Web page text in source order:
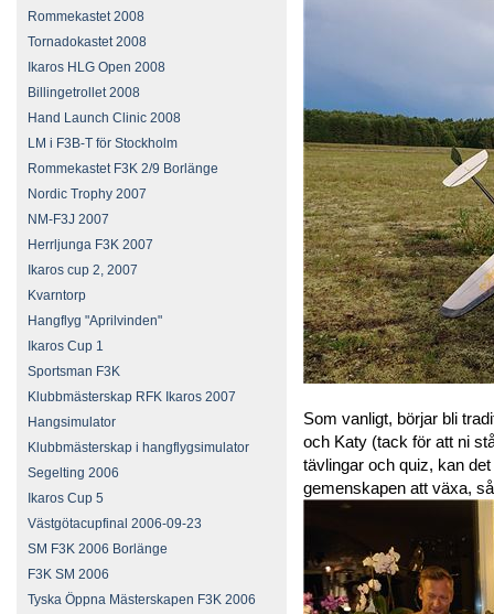
Rommekastet 2008
Tornadokastet 2008
Ikaros HLG Open 2008
Billingetrollet 2008
Hand Launch Clinic 2008
LM i F3B-T för Stockholm
Rommekastet F3K 2/9 Borlänge
Nordic Trophy 2007
NM-F3J 2007
Herrljunga F3K 2007
Ikaros cup 2, 2007
Kvarntorp
Hangflyg "Aprilvinden"
Ikaros Cup 1
Sportsman F3K
Klubbmästerskap RFK Ikaros 2007
Hangsimulator
Klubbmästerskap i hangflygsimulator
Segelting 2006
Ikaros Cup 5
Västgötacupfinal 2006-09-23
SM F3K 2006 Borlänge
F3K SM 2006
Tyska Öppna Mästerskapen F3K 2006
Som vanligt, börjar bli
och Katy (tack för att ni
tävlingar och quiz, kan
gemenskapen att växa,